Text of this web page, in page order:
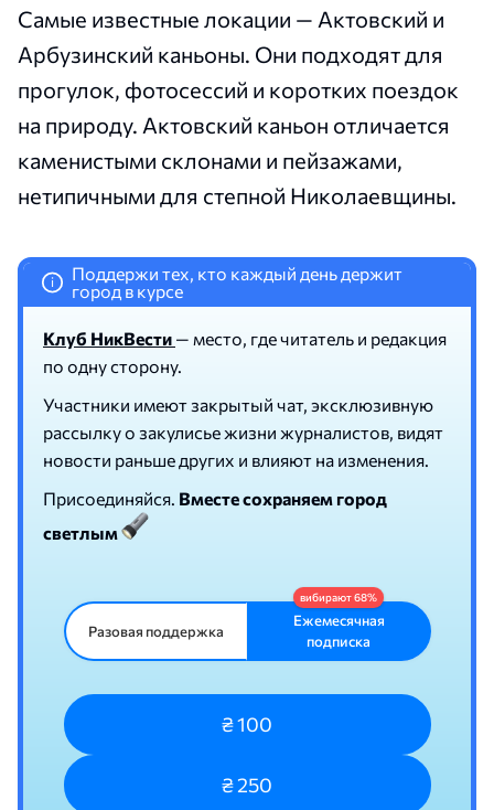
Самые известные локации — Актовский и
Арбузинский каньоны. Они подходят для
прогулок, фотосессий и коротких поездок
на природу. Актовский каньон отличается
каменистыми склонами и пейзажами,
нетипичными для степной Николаевщины.
i
Поддержи тех, кто каждый день держит
город в курсе
Клуб НикВести — место, где читатель и редакция
по одну сторону.
Участники имеют закрытый чат, эксклюзивную
рассылку о закулисье жизни журналистов, видят
новости раньше других и влияют на изменения.
Присоединяйся. Вместе сохраняем город
светлым
Разовая поддержка
Ежемесячная
подписка
₴ 100
₴ 250